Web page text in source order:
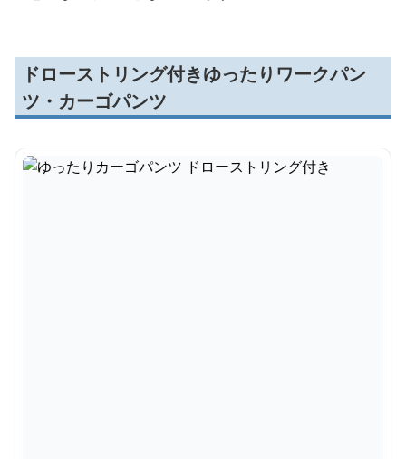
ドローストリング付きゆったりワークパン
ツ・カーゴパンツ